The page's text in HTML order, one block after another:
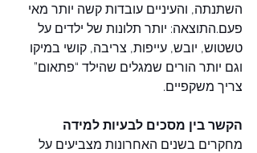
השתנתה, והעיניים עובדות קשה יותר מאי
פעם.התוצאה: יותר תלונות של ילדים על
טשטוש, יובש, עייפות, צריבה, קושי במיקו
וגם יותר הורים שמגלים שהילד “פתאום”
צריך משקפיים.
הקשר בין מסכים לבעיות למידה
מחקרים בשנים האחרונות מצביעים על